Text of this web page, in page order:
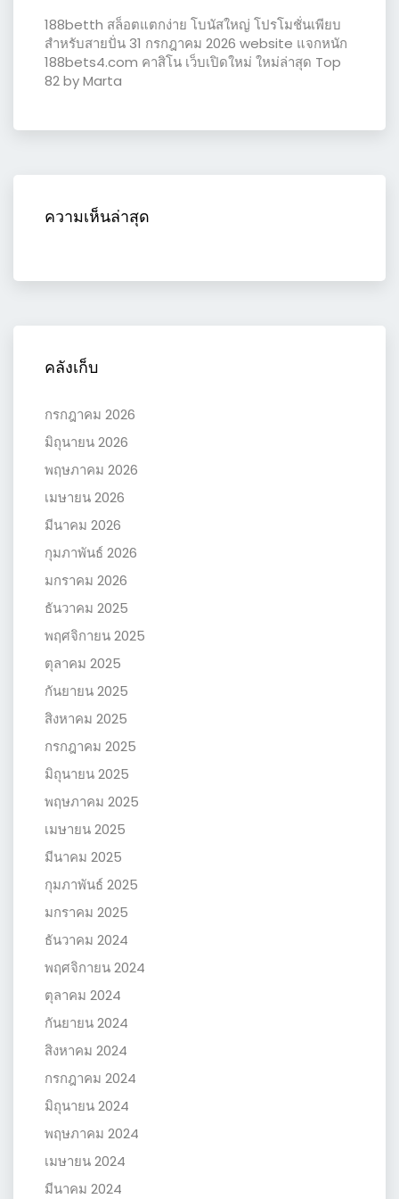
188betth สล็อตแตกง่าย โบนัสใหญ่ โปรโมชั่นเพียบ
สำหรับสายปั่น 31 กรกฎาคม 2026 website แจกหนัก
188bets4.com คาสิโน เว็บเปิดใหม่ ใหม่ล่าสุด Top
82 by Marta
ความเห็นล่าสุด
คลังเก็บ
กรกฎาคม 2026
มิถุนายน 2026
พฤษภาคม 2026
เมษายน 2026
มีนาคม 2026
กุมภาพันธ์ 2026
มกราคม 2026
ธันวาคม 2025
พฤศจิกายน 2025
ตุลาคม 2025
กันยายน 2025
สิงหาคม 2025
กรกฎาคม 2025
มิถุนายน 2025
พฤษภาคม 2025
เมษายน 2025
มีนาคม 2025
กุมภาพันธ์ 2025
มกราคม 2025
ธันวาคม 2024
พฤศจิกายน 2024
ตุลาคม 2024
กันยายน 2024
สิงหาคม 2024
กรกฎาคม 2024
มิถุนายน 2024
พฤษภาคม 2024
เมษายน 2024
มีนาคม 2024